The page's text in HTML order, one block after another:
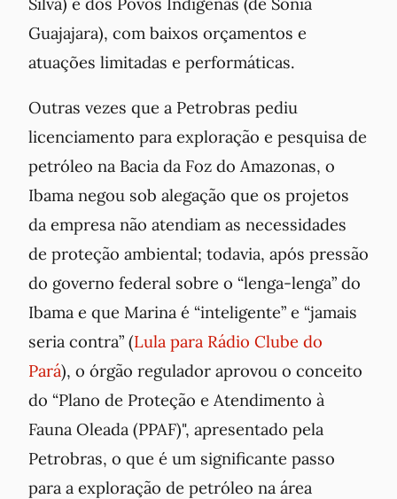
Guajajara), com baixos orçamentos e
atuações limitadas e performáticas.
Outras vezes que a Petrobras pediu
licenciamento para exploração e pesquisa de
petróleo na Bacia da Foz do Amazonas, o
Ibama negou sob alegação que os projetos
da empresa não atendiam as necessidades
de proteção ambiental; todavia, após pressão
do governo federal sobre o “lenga-lenga” do
Ibama e que Marina é “inteligente” e “jamais
seria contra” (Lula para Rádio Clube do
Pará), o órgão regulador aprovou o conceito
do “Plano de Proteção e Atendimento à
Fauna Oleada (PPAF)", apresentado pela
Petrobras, o que é um significante passo
para a exploração de petróleo na área